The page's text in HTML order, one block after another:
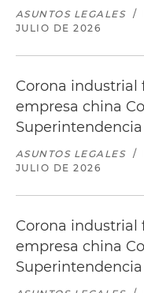
ASUNTOS LEGALES /
JULIO DE 2026
Corona industrial
empresa china
Superintendencia
ASUNTOS LEGALES /
JULIO DE 2026
Corona industrial
empresa china
Superintendencia